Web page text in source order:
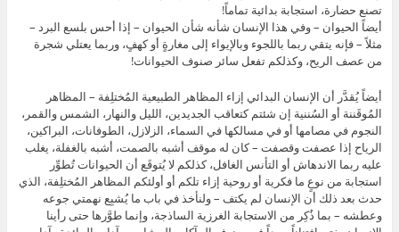
تصنع حضارة، استجابة بدائية تماماً!
أيضاً الحيوان – وفي هذا الإنسان شأنه شأن الحيوان – إذا أحس بلسع البرد –
مثلاً – فإنه يتقي ربما باللجوء وبالإيواء إلى مغارةٍ أو كهفٍ، وربما يعتلي شجرة
من عصف الريح، وكذلكم تفعل سائر صنوف الحيوانات!
أيضاً يُقدَّر أن الإنسان البدائي إزاء المظاهر الطبيعية المُختلِفة – المظاهر
المُوقَننة أو السُننية إن شئتم كتعاقب الجديدين، الليل والنهار، الشمس والقمر،
النجوم في مصامها أو في مسالكها في السماء، الزلازل، الطوفانات، البراكين،
الرياح إذا عصفت وقصفت – كان له موقف أشبه بالصمت، أشبه بالغفلة، يغلب
عليه ربما الاندهاش أو التأنس الغافل، كذلكم لا يُتوقَع أن الحيوانات تُطوِّر
استجابة من نوعٍ ما فكرية أو روحية إزاء تلكم أو أولئكم المظاهر المُختلِفة، الذي
حدث بعد ذلك أن الإنسان لم يكتف – ولنأخذ في باب ما يُشبِع نهمتي جوعه
وعطشه – بما ذُكِر من الاستجابة الغرزية الساذجة، وإنما طوَّرها حتى رأينا